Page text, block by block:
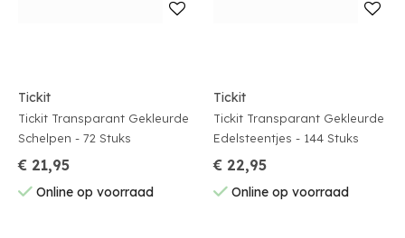
Tickit
Tickit Transparant Gekleurde
Schelpen - 72 Stuks
€ 21,95
Online op voorraad
Tickit
Tickit Transparant Gekleurde
Edelsteentjes - 144 Stuks
€ 22,95
Online op voorraad